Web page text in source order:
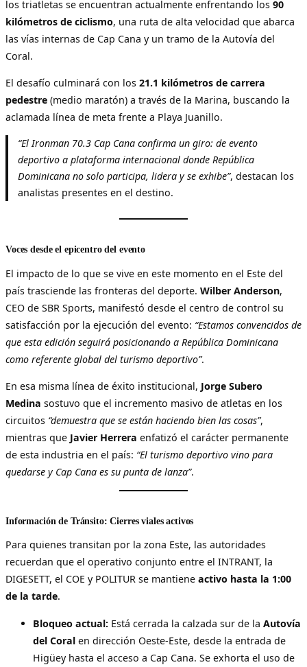
los triatletas se encuentran actualmente enfrentando los 90
kilómetros de ciclismo, una ruta de alta velocidad que abarca
las vías internas de Cap Cana y un tramo de la Autovía del
Coral.
El desafío culminará con los 21.1 kilómetros de carrera
pedestre (medio maratón) a través de la Marina, buscando la
aclamada línea de meta frente a Playa Juanillo.
“El Ironman 70.3 Cap Cana confirma un giro: de evento
deportivo a plataforma internacional donde República
Dominicana no solo participa, lidera y se exhibe”, destacan los
analistas presentes en el destino.
Voces desde el epicentro del evento
El impacto de lo que se vive en este momento en el Este del
país trasciende las fronteras del deporte. Wilber Anderson,
CEO de SBR Sports, manifestó desde el centro de control su
satisfacción por la ejecución del evento: “Estamos convencidos de
que esta edición seguirá posicionando a República Dominicana
como referente global del turismo deportivo”.
En esa misma línea de éxito institucional, Jorge Subero
Medina sostuvo que el incremento masivo de atletas en los
circuitos “demuestra que se están haciendo bien las cosas”,
mientras que Javier Herrera enfatizó el carácter permanente
de esta industria en el país: “El turismo deportivo vino para
quedarse y Cap Cana es su punta de lanza”.
Información de Tránsito: Cierres viales activos
Para quienes transitan por la zona Este, las autoridades
recuerdan que el operativo conjunto entre el INTRANT, la
DIGESETT, el COE y POLITUR se mantiene activo hasta la 1:00
de la tarde.
Bloqueo actual: Está cerrada la calzada sur de la Autovía
del Coral en dirección Oeste-Este, desde la entrada de
Higüey hasta el acceso a Cap Cana. Se exhorta el uso de